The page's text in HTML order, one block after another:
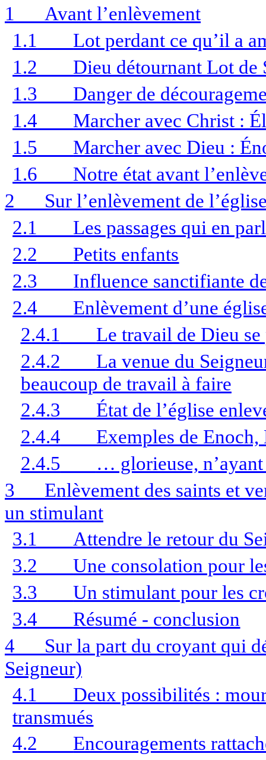
1
Avant l’enlèvement
1.1
Lot perdant ce qu’il a
1.2
Dieu détournant Lot de
1.3
Danger de
1.4
Marcher avec Christ :
1.5
Marcher avec Dieu :
1.6
Notre état avant
2
Sur l’enlèvement de
2.1
Les passages qui en
2.2
Petits enfants
2.3
Influence sanctifiante
2.4
Enlèvement d’une
2.4.1
Le travail de Dieu
2.4.2
La venue du
beaucoup de travail à faire
2.4.3
État de l’église
2.4.4
Exemples de
2.4.5
… glorieuse,
3
Enlèvement des saints et
un stimulant
3.1
Attendre le retour du
3.2
Une consolation pour
3.3
Un stimulant pour les
3.4
Résumé - conclusion
4
Sur la part du croyant qui
Seigneur)
4.1
Deux possibilités :
transmués
4.2
Encouragements